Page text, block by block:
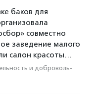
баков для
совместно
заведение малого
салон красоты…
и доброволь­